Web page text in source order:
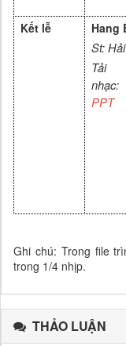
Kết lễ
Hang
St:
Tải
nhạc:
PPT
Ghi chú: Trong file
trong 1/4 nhịp.
THẢO LUẬN